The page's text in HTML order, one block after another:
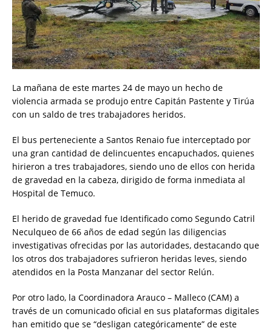
La mañana de este martes 24 de mayo un hecho de
violencia armada se produjo entre Capitán Pastente y Tirúa
con un saldo de tres trabajadores heridos.
El bus perteneciente a Santos Renaio fue interceptado por
una gran cantidad de delincuentes encapuchados, quienes
hirieron a tres trabajadores, siendo uno de ellos con herida
de gravedad en la cabeza, dirigido de forma inmediata al
Hospital de Temuco.
El herido de gravedad fue Identificado como Segundo Catril
Neculqueo de 66 años de edad según las diligencias
investigativas ofrecidas por las autoridades, destacando que
los otros dos trabajadores sufrieron heridas leves, siendo
atendidos en la Posta Manzanar del sector Relún.
Por otro lado, la Coordinadora Arauco – Malleco (CAM) a
través de un comunicado oficial en sus plataformas digitales
han emitido que se “desligan categóricamente” de este